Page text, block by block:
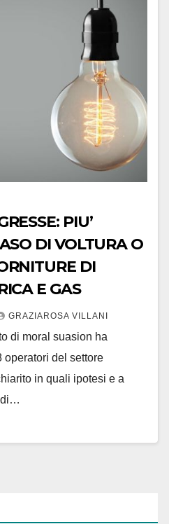
PIU’
DI VOLTURA O
DI
E GAS
GRAZIAROSA VILLANI
di moral suasion ha
operatori del settore
in quali ipotesi e a
di…